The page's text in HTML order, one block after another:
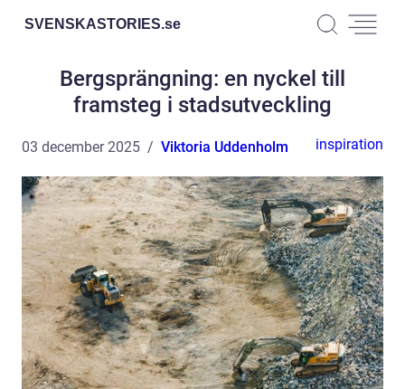
SVENSKASTORIES.se
Bergsprängning: en nyckel till
framsteg i stadsutveckling
03 december 2025 Viktoria Uddenholm inspiration